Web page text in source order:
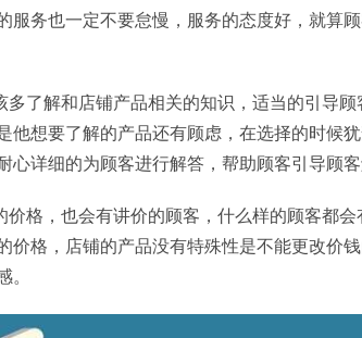
服务也一定不要怠慢，服务的态度好，就算
多了解和店铺产品相关的知识，适当的引导
他想要了解的产品还有顾虑，在选择的时候
心详细的为顾客进行解答，帮助顾客引导顾
价格，也会有讲价的顾客，什么样的顾客都
价格，店铺的产品没有特殊性是不能更改价
。